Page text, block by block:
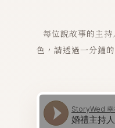
每位說故事的主
色，請透過一分鐘